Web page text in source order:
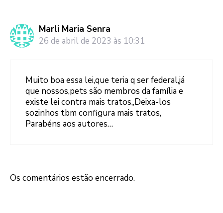
Marli Maria Senra
26 de abril de 2023 às 10:31
Muito boa essa lei,que teria q ser federal,já
que nossos,pets são membros da família e
existe lei contra mais tratos,,Deixa-los
sozinhos tbm configura mais tratos,
Parabéns aos autores…
Os comentários estão encerrado.